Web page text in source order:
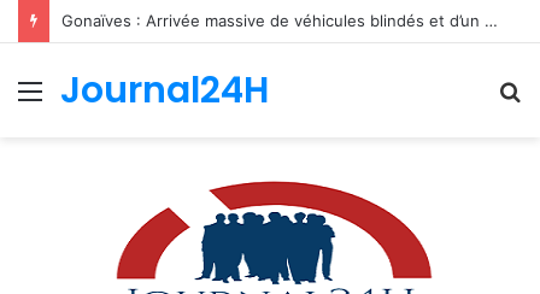
Gonaïves : Arrivée massive de véhicules blindés et d’un contingent sri-lankais de la FRG dans l’Artibonite
Menu
Journal24H